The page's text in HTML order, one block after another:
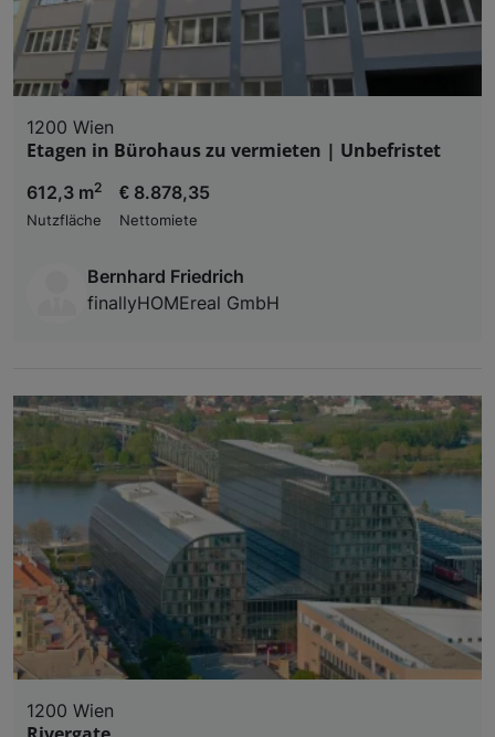
1200 Wien
Etagen in Bürohaus zu vermieten | Unbefristet
612,3 m2
Nutzfläche
€ 8.878,35
Nettomiete
Bernhard Friedrich
finallyHOMEreal GmbH
1200 Wien